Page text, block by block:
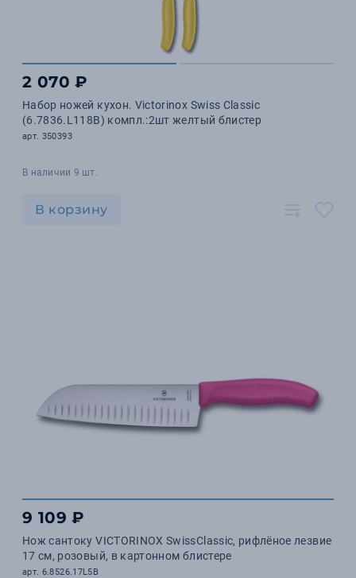
2 070 ₽
Набор ножей кухон. Victorinox Swiss Classic
(6.7836.L118B) компл.:2шт желтый блистер
арт. 350393
В наличии 9 шт.
В корзину
9 109 ₽
Нож сантоку VICTORINOX SwissClassic, рифлёное лезвие
17 см, розовый, в картонном блистере
арт. 6.8526.17L5B